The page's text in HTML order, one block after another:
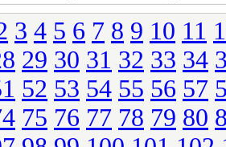
3 4 5 6 7 8 9 10 11
29 30 31 32 33 34
52 53 54 55 56 57
75 76 77 78 79 80